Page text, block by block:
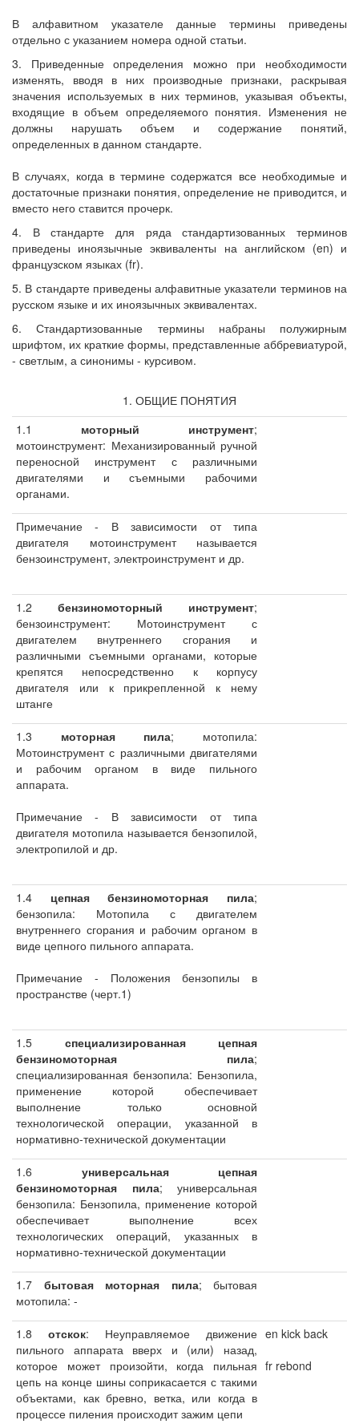
В алфавитном указателе данные термины приведены
отдельно с указанием номера одной статьи.
3. Приведенные определения можно при необходимости
изменять, вводя в них производные признаки, раскрывая
значения используемых в них терминов, указывая объекты,
входящие в объем определяемого понятия. Изменения не
должны нарушать объем и содержание понятий,
определенных в данном стандарте.
В случаях, когда в термине содержатся все необходимые и
достаточные признаки понятия, определение не приводится, и
вместо него ставится прочерк.
4. В стандарте для ряда стандартизованных терминов
приведены иноязычные эквиваленты на английском (en) и
французском языках (fr).
5. В стандарте приведены алфавитные указатели терминов на
русском языке и их иноязычных эквивалентах.
6. Стандартизованные термины набраны полужирным
шрифтом, их краткие формы, представленные аббревиатурой,
- светлым, а синонимы - курсивом.
1. ОБЩИЕ ПОНЯТИЯ
1.1 моторный инструмент;
мотоинструмент: Механизированный ручной
переносной инструмент с различными
двигателями и съемными рабочими
органами.
Примечание - В зависимости от типа
двигателя мотоинструмент называется
бензоинструмент, электроинструмент и др.
1.2 бензиномоторный инструмент;
бензоинструмент: Мотоинструмент с
двигателем внутреннего сгорания и
различными съемными органами, которые
крепятся непосредственно к корпусу
двигателя или к прикрепленной к нему
штанге
1.3 моторная пила; мотопила:
Мотоинструмент с различными двигателями
и рабочим органом в виде пильного
аппарата.
Примечание - В зависимости от типа
двигателя мотопила называется бензопилой,
электропилой и др.
1.4 цепная бензиномоторная пила;
бензопила: Мотопила с двигателем
внутреннего сгорания и рабочим органом в
виде цепного пильного аппарата.
Примечание - Положения бензопилы в
пространстве (черт.1)
1.5 специализированная цепная
бензиномоторная пила;
специализированная бензопила: Бензопила,
применение которой обеспечивает
выполнение только основной
технологической операции, указанной в
нормативно-технической документации
1.6 универсальная цепная
бензиномоторная пила; универсальная
бензопила: Бензопила, применение которой
обеспечивает выполнение всех
технологических операций, указанных в
нормативно-технической документации
1.7 бытовая моторная пила; бытовая
мотопила: -
1.8 отскок: Неуправляемое движение
пильного аппарата вверх и (или) назад,
которое может произойти, когда пильная
цепь на конце шины соприкасается с такими
объектами, как бревно, ветка, или когда в
процессе пиления происходит зажим цепи
en kick back
fr rebond